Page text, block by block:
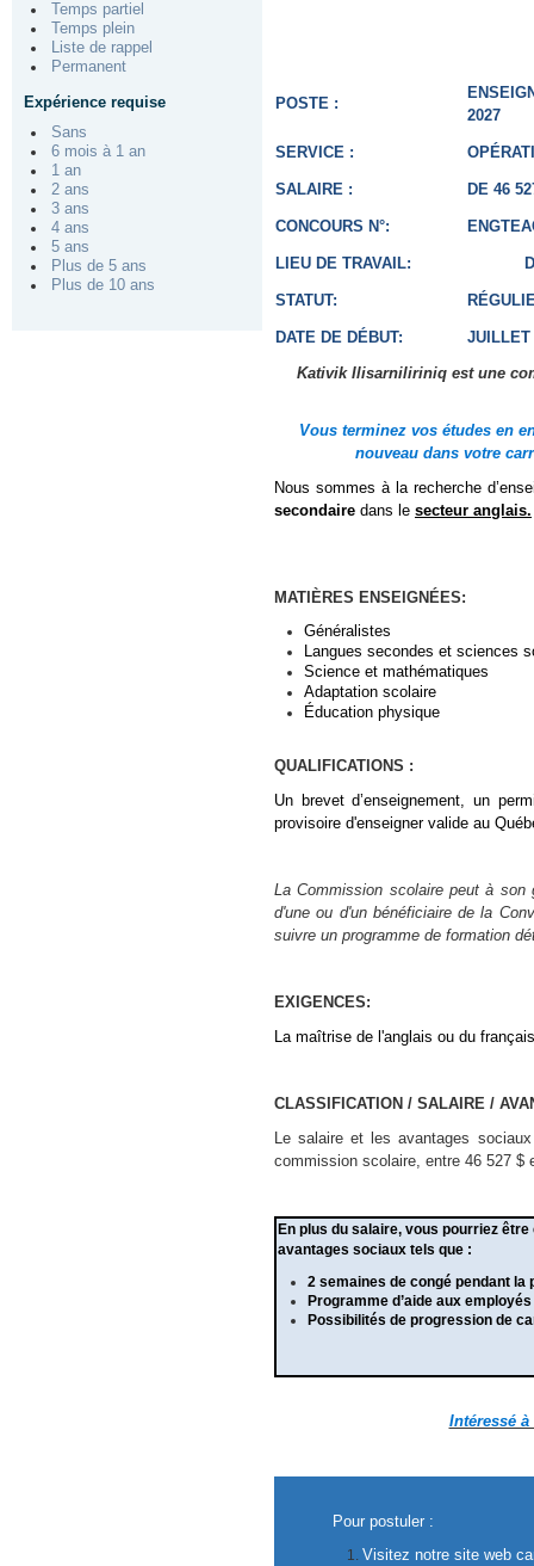
Temps partiel
Temps plein
Liste de rappel
Permanent
Expérience requise
Sans
6 mois à 1 an
1 an
2 ans
3 ans
4 ans
5 ans
Plus de 5 ans
Plus de 10 ans
POSTE :
2027
SERVICE :
SALAIRE : DE 46
CONCOURS N°:
LIEU DE TRAVAIL:
STATUT:
DATE DE DÉBUT:
JUILLET
Kativik Ilisarniliriniq est une
Vous terminez vos études en
nouveau dans votre
Nous sommes à la recherche
secondaire dans le secteur anglais.
MATIÈRES ENSEIGNÉES:
Généralistes
Langues secondes et sciences
Science et mathématiques
Adaptation scolaire
Éducation physique
QUALIFICATIONS :
Un brevet d’enseignement, un
provisoire d'enseigner valide au
La Commission scolaire peut à
d'une ou d'un bénéficiaire de la
suivre un programme de formation
EXIGENCES:
La maîtrise de l'anglais ou du
CLASSIFICATION / SALAIRE /
Le salaire et les avantages
commission scolaire, entre 46 527 $
En plus du salaire, vous pourriez être
avantages sociaux tels que :
2 semaines de congé pendant
Programme d’aide aux
Possibilités de progression de
Intéressé
Pour postuler :
Visitez notre site web